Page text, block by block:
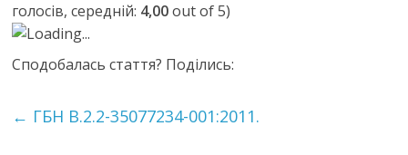
голосів, середній: 4,00out of 5)
Loading...
Сподобалась стаття? Поділись:
← ГБН В.2.2-35077234-001:2011.